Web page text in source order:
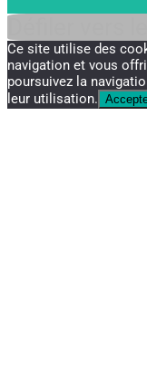
Ce site utilise des
navigation et vous
poursuivez la
leur utilisation.